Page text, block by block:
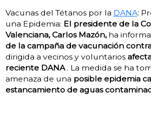
Vacunas del Tétanos por la DANA:
una Epidemia: El presidente de la
Valenciana, Carlos Mazón,ha
de la campaña de vacunación
dirigida a vecinos y voluntarios
reciente DANA . La medida se ha
amenaza de una posible epidemia
estancamiento de aguas